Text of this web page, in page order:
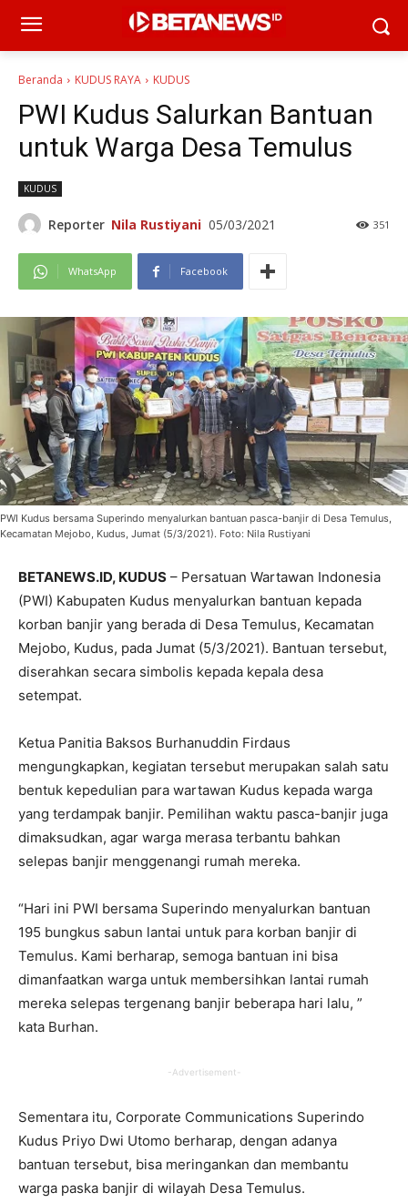
Beranda KUDUS RAYA KUDUS
PWI Kudus Salurkan Bantuan
untuk Warga Desa Temulus
KUDUS
Reporter Nila Rustiyani 05/03/2021 351
WhatsApp Facebook
PWI Kudus bersama Superindo menyalurkan bantuan pasca-banjir di Desa Temulus,
Kecamatan Mejobo, Kudus, Jumat (5/3/2021). Foto: Nila Rustiyani
BETANEWS.ID, KUDUS – Persatuan Wartawan Indonesia
(PWI) Kabupaten Kudus menyalurkan bantuan kepada
korban banjir yang berada di Desa Temulus, Kecamatan
Mejobo, Kudus, pada Jumat (5/3/2021). Bantuan tersebut,
diserahkan secara simbolis kepada kepala desa
setempat.
Ketua Panitia Baksos Burhanuddin Firdaus
mengungkapkan, kegiatan tersebut merupakan salah satu
bentuk kepedulian para wartawan Kudus kepada warga
yang terdampak banjir. Pemilihan waktu pasca-banjir juga
dimaksudkan, agar warga merasa terbantu bahkan
selepas banjir menggenangi rumah mereka.
“Hari ini PWI bersama Superindo menyalurkan bantuan
195 bungkus sabun lantai untuk para korban banjir di
Temulus. Kami berharap, semoga bantuan ini bisa
dimanfaatkan warga untuk membersihkan lantai rumah
mereka selepas tergenang banjir beberapa hari lalu, ”
kata Burhan.
-Advertisement-
Sementara itu, Corporate Communications Superindo
Kudus Priyo Dwi Utomo berharap, dengan adanya
bantuan tersebut, bisa meringankan dan membantu
warga paska banjir di wilayah Desa Temulus.